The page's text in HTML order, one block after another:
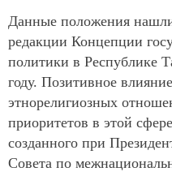
Данные положения
редакции Концепции
политики в Республике
году. Позитивное
этнорелигиозных
приоритетов в этой
созданного при
Совета по